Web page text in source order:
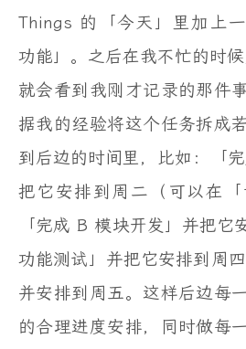
Things 的「今天」里加上
功能」。之后在我不忙的时
就会看到我刚才记录的那件
据我的经验将这个任务拆成
到后边的时间里，比如：「
把它安排到周二（可以在「
「完成 B 模块开发」并把它
功能测试」并把它安排到周
并安排到周五。这样后边每
的合理进度安排，同时做每